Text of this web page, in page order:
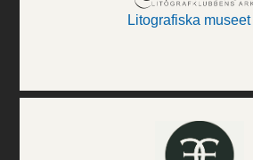
Litografiska museet